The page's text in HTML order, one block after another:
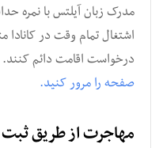
اشتغال تمام وقت در کانادا
درخواست اقامت دائم کنند.
صفحه را مرور کنید.
مهاجرت از طریق ثبت